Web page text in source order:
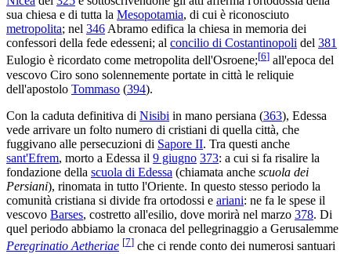
sua chiesa e di tutta la Mesopotamia, di cui è riconosciuto
metropolita; nel 346 Abramo edifica la chiesa in memoria dei
confessori della fede edesseni; al concilio di Costantinopoli del 381
Eulogio è ricordato come metropolita dell'Osroene;[6] all'epoca del
vescovo Ciro sono solennemente portate in città le reliquie
dell'apostolo Tommaso (394).
Con la caduta definitiva di Nisibi in mano persiana (363), Edessa
vede arrivare un folto numero di cristiani di quella città, che
fuggivano alle persecuzioni di Sapore II. Tra questi anche
sant'Efrem, morto a Edessa il 9 giugno 373: a cui si fa risalire la
fondazione della scuola di Edessa (chiamata anche scuola dei
Persiani), rinomata in tutto l'Oriente. In questo stesso periodo la
comunità cristiana si divide fra ortodossi e ariani: ne fa le spese il
vescovo Barses, costretto all'esilio, dove morirà nel marzo 378. Di
quel periodo abbiamo la cronaca del pellegrinaggio a Gerusalemme
Peregrinatio Aetheriae [7] che ci rende conto dei numerosi santuari